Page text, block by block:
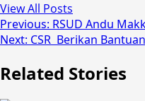
View All Posts
Post
navigation
Previous: RSUD Andu
Next: CSR Berikan
Related Stories